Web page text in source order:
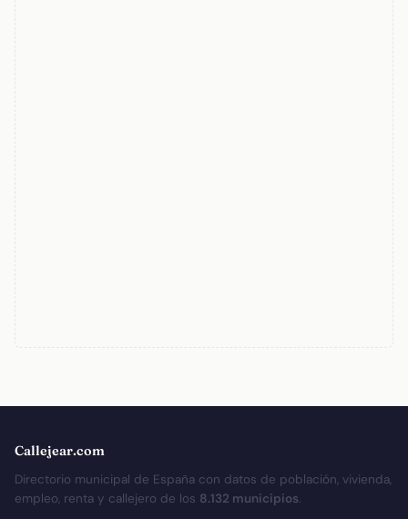
Callejear.com
Directorio municipal de España con datos de población, vivienda,
empleo, renta y callejero de los 8.132 municipios.